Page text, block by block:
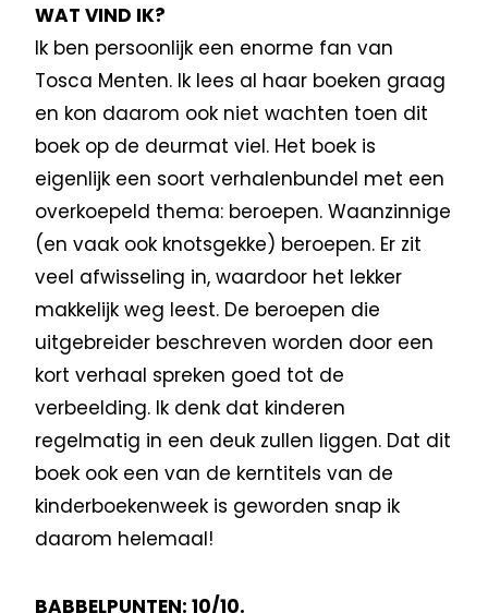
WAT VIND IK?
Ik ben persoonlijk een enorme fan van
Tosca Menten. Ik lees al haar boeken graag
en kon daarom ook niet wachten toen dit
boek op de deurmat viel. Het boek is
eigenlijk een soort verhalenbundel met een
overkoepeld thema: beroepen. Waanzinnige
(en vaak ook knotsgekke) beroepen. Er zit
veel afwisseling in, waardoor het lekker
makkelijk weg leest. De beroepen die
uitgebreider beschreven worden door een
kort verhaal spreken goed tot de
verbeelding. Ik denk dat kinderen
regelmatig in een deuk zullen liggen. Dat dit
boek ook een van de kerntitels van de
kinderboekenweek is geworden snap ik
daarom helemaal!
BABBELPUNTEN: 10/10.